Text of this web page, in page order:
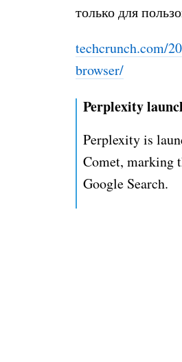
только для
techcrunch.com/
browser/
Perplexity
Perplexity is
Comet, marking
Google Search.